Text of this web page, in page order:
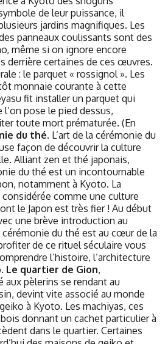
de leur puissance, il
jardins magnifiques. Les
panneaux coulissants sont des
même si on ignore encore
derrière certaines de ces œuvres.
: le parquet « rossignol ». Les
monnaie courante à cette
fit installer un parquet qui
pose le pied dessus,
toute mort prématurée. (En
du thé. L’art de la cérémonie du
façon de découvrir la culture
Alliant zen et thé japonais,
du thé est un incontournable
notamment à Kyoto. La
comme une culture
le Japon est très fier ! Au début
une brève introduction au
cérémonie du thé est au cœur de la
de ce rituel séculaire vous
l’histoire, l’architecture
Le quartier de Gion,
aux pèlerins se rendant au
devint vite associé au monde
à Kyoto. Les machiyas, ces
donnant un cachet particulier à
dans le quartier. Certaines